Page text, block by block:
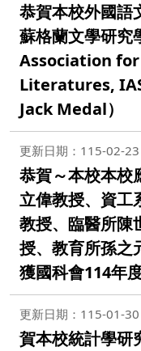
恭賀本校外國語
蘇格蘭文學研
Association
Literatures,
Jack Medal）
更新日期：115-02-23
恭賀～本校本校
立偉教授、資工
教授、臨醫所陳
授、教育所孫之
獲國科會114年
更新日期：115-01-30
賀本校統計學研